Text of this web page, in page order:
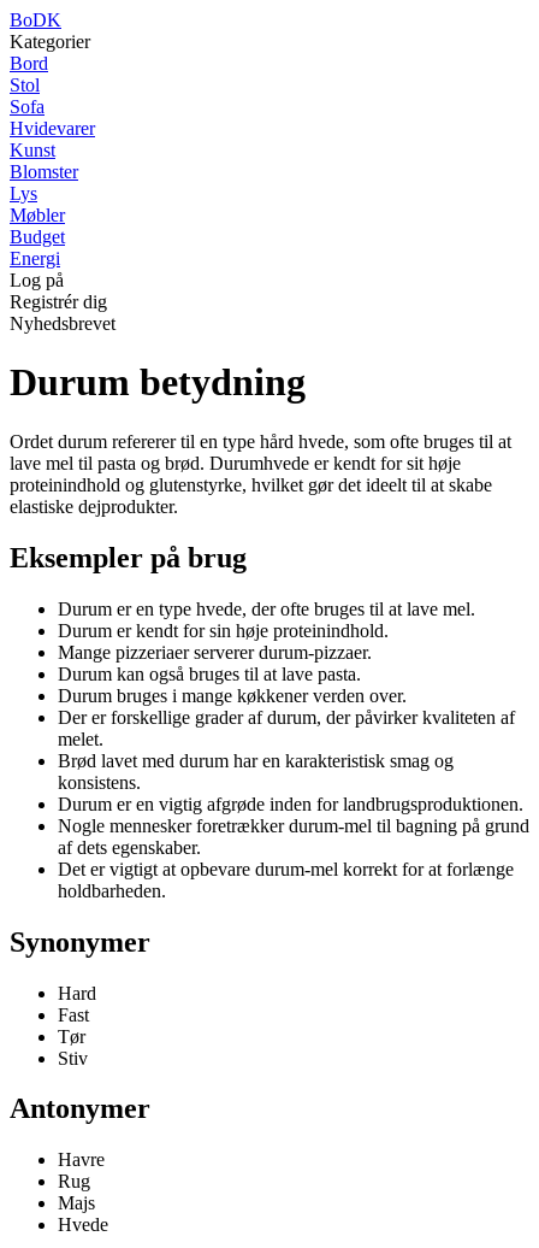
BoDK
Kategorier
Bord
Stol
Sofa
Hvidevarer
Kunst
Blomster
Lys
Møbler
Budget
Energi
Log på
Registrér dig
Nyhedsbrevet
Durum betydning
Ordet durum refererer til en type hård hvede, som ofte bruges til at
lave mel til pasta og brød. Durumhvede er kendt for sit høje
proteinindhold og glutenstyrke, hvilket gør det ideelt til at skabe
elastiske dejprodukter.
Eksempler på brug
Durum er en type hvede, der ofte bruges til at lave mel.
Durum er kendt for sin høje proteinindhold.
Mange pizzeriaer serverer durum-pizzaer.
Durum kan også bruges til at lave pasta.
Durum bruges i mange køkkener verden over.
Der er forskellige grader af durum, der påvirker kvaliteten af
melet.
Brød lavet med durum har en karakteristisk smag og
konsistens.
Durum er en vigtig afgrøde inden for landbrugsproduktionen.
Nogle mennesker foretrækker durum-mel til bagning på grund
af dets egenskaber.
Det er vigtigt at opbevare durum-mel korrekt for at forlænge
holdbarheden.
Synonymer
Hard
Fast
Tør
Stiv
Antonymer
Havre
Rug
Majs
Hvede